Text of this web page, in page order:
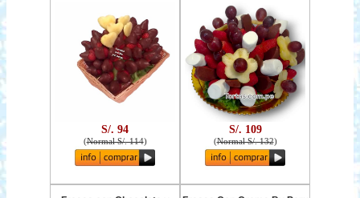
S/. 94
(Normal S/. 114)
S/. 109
(Normal S/. 132)